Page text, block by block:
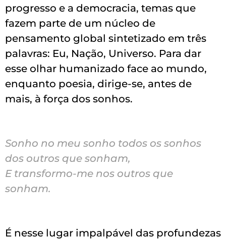
progresso e a democracia, temas que
fazem parte de um núcleo de
pensamento global sintetizado em três
palavras: Eu, Nação, Universo. Para dar
esse olhar humanizado face ao mundo,
enquanto poesia, dirige-se, antes de
mais, à força dos sonhos.
Sonho no meu sonho todos os sonhos
dos outros que sonham,
E transformo-me nos outros que
sonham.
É nesse lugar impalpável das profundezas